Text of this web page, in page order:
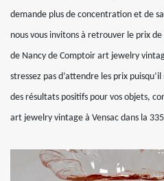
demande plus de concentration et de
nous vous invitons à retrouver le prix
de Nancy de Comptoir art jewelry
stressez pas d’attendre les prix
des résultats positifs pour vos objets,
art jewelry vintage à Vensac dans la